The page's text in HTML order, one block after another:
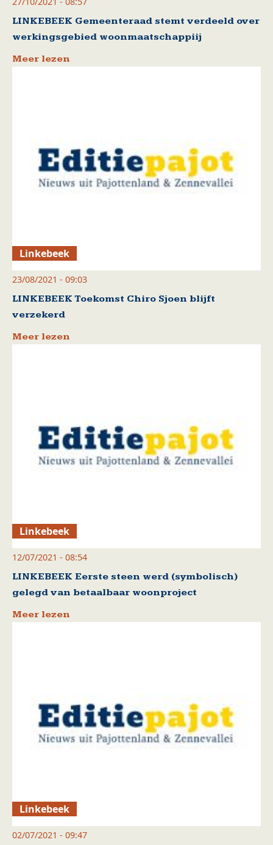
LINKEBEEK Gemeenteraad stemt verdeeld over
werkingsgebied woonmaatschappiij
Meer lezen
Linkebeek
23/08/2021 - 09:03
LINKEBEEK Toekomst Chiro Sjoen blijft
verzekerd
Meer lezen
Linkebeek
12/07/2021 - 08:54
LINKEBEEK Eerste steen werd (symbolisch)
gelegd van betaalbaar woonproject
Meer lezen
Linkebeek
02/07/2021 - 09:47